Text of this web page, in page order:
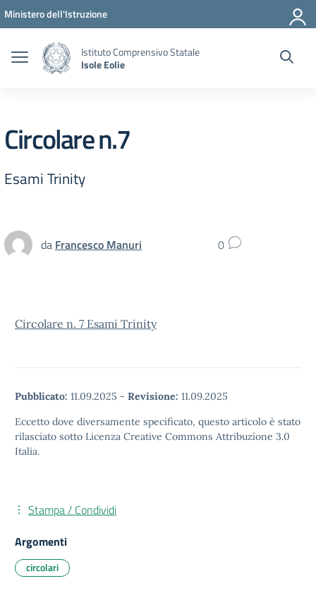
Vai ai contenuti
Vai al menu di navigazione
Vai al footer
Ministero dell'Istruzione
Istituto Comprensivo Statale
Isole Eolie
Circolare n.7
Esami Trinity
da Francesco Manuri 0
Circolare n. 7 Esami Trinity
Pubblicato: 11.09.2025 - Revisione: 11.09.2025
Eccetto dove diversamente specificato, questo articolo è stato
rilasciato sotto Licenza Creative Commons Attribuzione 3.0
Italia.
Stampa / Condividi
Argomenti
circolari